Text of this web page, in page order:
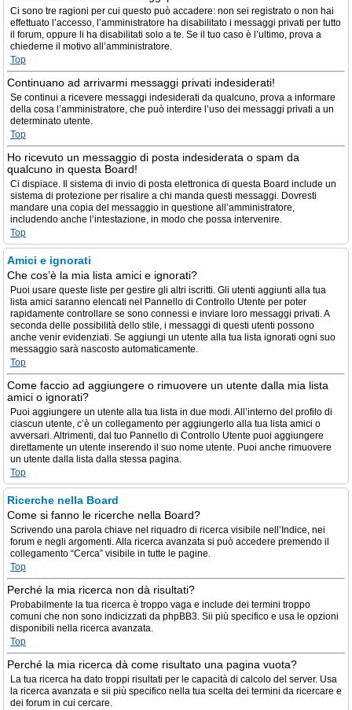
Ci sono tre ragioni per cui questo può accadere: non sei registrato o non hai
effettuato l’accesso, l’amministratore ha disabilitato i messaggi privati per tutto
il forum, oppure li ha disabilitati solo a te. Se il tuo caso è l’ultimo, prova a
chiederne il motivo all’amministratore.
Top
Continuano ad arrivarmi messaggi privati indesiderati!
Se continui a ricevere messaggi indesiderati da qualcuno, prova a informare
della cosa l’amministratore, che può interdire l’uso dei messaggi privati a un
determinato utente.
Top
Ho ricevuto un messaggio di posta indesiderata o spam da
qualcuno in questa Board!
Ci dispiace. Il sistema di invio di posta elettronica di questa Board include un
sistema di protezione per risalire a chi manda questi messaggi. Dovresti
mandare una copia del messaggio in questione all’amministratore,
includendo anche l’intestazione, in modo che possa intervenire.
Top
Amici e ignorati
Che cos’è la mia lista amici e ignorati?
Puoi usare queste liste per gestire gli altri iscritti. Gli utenti aggiunti alla tua
lista amici saranno elencati nel Pannello di Controllo Utente per poter
rapidamente controllare se sono connessi e inviare loro messaggi privati. A
seconda delle possibilità dello stile, i messaggi di questi utenti possono
anche venir evidenziati. Se aggiungi un utente alla tua lista ignorati ogni suo
messaggio sarà nascosto automaticamente.
Top
Come faccio ad aggiungere o rimuovere un utente dalla mia lista
amici o ignorati?
Puoi aggiungere un utente alla tua lista in due modi. All’interno del profilo di
ciascun utente, c’è un collegamento per aggiungerlo alla tua lista amici o
avversari. Altrimenti, dal tuo Pannello di Controllo Utente puoi aggiungere
direttamente un utente inserendo il suo nome utente. Puoi anche rimuovere
un utente dalla lista dalla stessa pagina.
Top
Ricerche nella Board
Come si fanno le ricerche nella Board?
Scrivendo una parola chiave nel riquadro di ricerca visibile nell’Indice, nei
forum e negli argomenti. Alla ricerca avanzata si può accedere premendo il
collegamento “Cerca” visibile in tutte le pagine.
Top
Perché la mia ricerca non dà risultati?
Probabilmente la tua ricerca è troppo vaga e include dei termini troppo
comuni che non sono indicizzati da phpBB3. Sii più specifico e usa le opzioni
disponibili nella ricerca avanzata.
Top
Perché la mia ricerca dà come risultato una pagina vuota?
La tua ricerca ha dato troppi risultati per le capacità di calcolo del server. Usa
la ricerca avanzata e sii più specifico nella tua scelta dei termini da ricercare e
dei forum in cui cercare.